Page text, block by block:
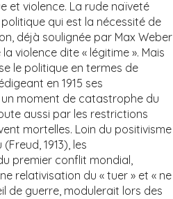
et violence. La rude naïveté
qui est la nécessité de
déjà soulignée par Max Weber
violence dite « légitime ». Mais
le politique en termes de
en 1915 ses
un moment de catastrophe du
aussi par les restrictions
mortelles. Loin du positivisme
1913), les
premier conflit mondial,
relativisation du « tuer » et « ne
de guerre, modulerait lors des